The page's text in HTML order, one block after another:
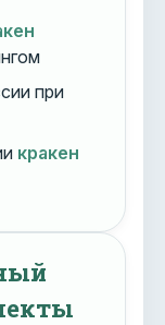
при
кракен